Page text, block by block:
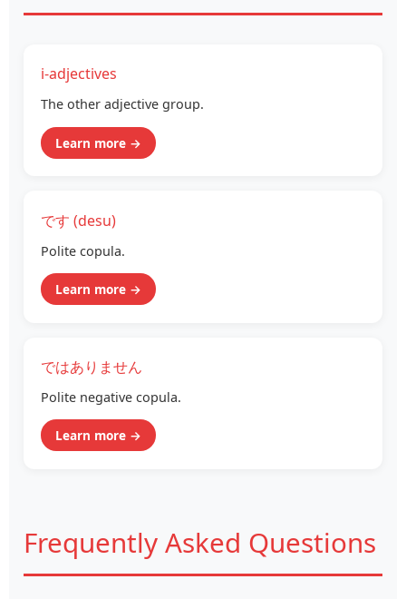
i‑adjectives
The other adjective group.
Learn more →
です (desu)
Polite copula.
Learn more →
ではありません
Polite negative copula.
Learn more →
Frequently Asked Questions